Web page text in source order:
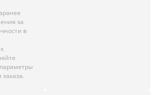
за
в